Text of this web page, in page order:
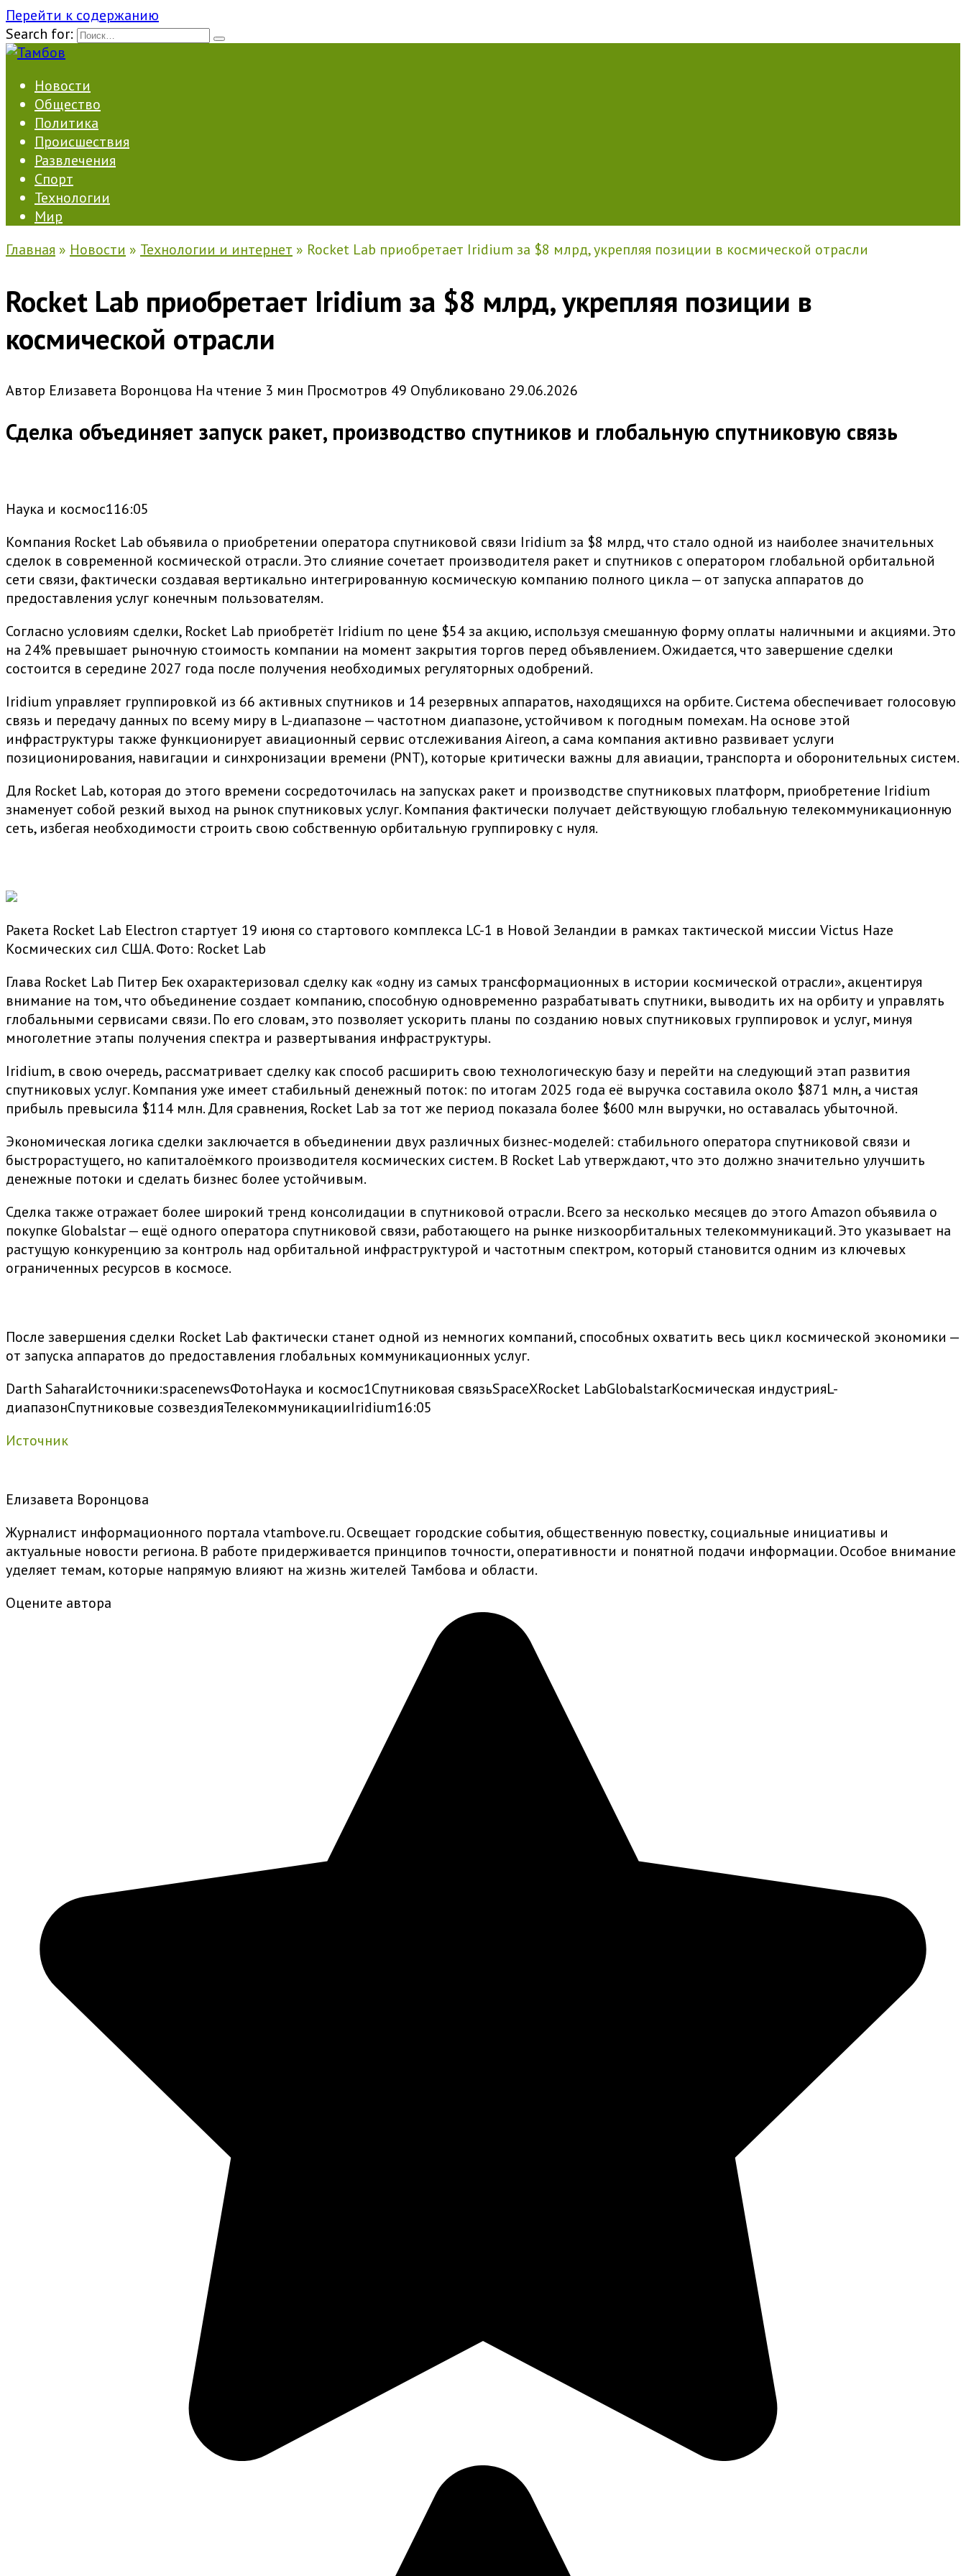
Перейти к содержанию
Search for:
Новости
Общество
Политика
Происшествия
Развлечения
Спорт
Технологии
Мир
Главная » Новости » Технологии и интернет » Rocket Lab приобретает Iridium за $8 млрд, укрепляя позиции в космической отрасли
Rocket Lab приобретает Iridium за $8 млрд, укрепляя позиции в
космической отрасли
Автор Елизавета Воронцова На чтение 3 мин Просмотров 49 Опубликовано 29.06.2026
Сделка объединяет запуск ракет, производство спутников и глобальную спутниковую связь
Наука и космос116:05
Компания Rocket Lab объявила о приобретении оператора спутниковой связи Iridium за $8 млрд, что стало одной из наиболее значительных
сделок в современной космической отрасли. Это слияние сочетает производителя ракет и спутников с оператором глобальной орбитальной
сети связи, фактически создавая вертикально интегрированную космическую компанию полного цикла — от запуска аппаратов до
предоставления услуг конечным пользователям.
Согласно условиям сделки, Rocket Lab приобретёт Iridium по цене $54 за акцию, используя смешанную форму оплаты наличными и акциями. Это
на 24% превышает рыночную стоимость компании на момент закрытия торгов перед объявлением. Ожидается, что завершение сделки
состоится в середине 2027 года после получения необходимых регуляторных одобрений.
Iridium управляет группировкой из 66 активных спутников и 14 резервных аппаратов, находящихся на орбите. Система обеспечивает голосовую
связь и передачу данных по всему миру в L-диапазоне — частотном диапазоне, устойчивом к погодным помехам. На основе этой
инфраструктуры также функционирует авиационный сервис отслеживания Aireon, а сама компания активно развивает услуги
позиционирования, навигации и синхронизации времени (PNT), которые критически важны для авиации, транспорта и оборонительных систем.
Для Rocket Lab, которая до этого времени сосредоточилась на запусках ракет и производстве спутниковых платформ, приобретение Iridium
знаменует собой резкий выход на рынок спутниковых услуг. Компания фактически получает действующую глобальную телекоммуникационную
сеть, избегая необходимости строить свою собственную орбитальную группировку с нуля.
Ракета Rocket Lab Electron стартует 19 июня со стартового комплекса LC-1 в Новой Зеландии в рамках тактической миссии Victus Haze
Космических сил США. Фото: Rocket Lab
Глава Rocket Lab Питер Бек охарактеризовал сделку как «одну из самых трансформационных в истории космической отрасли», акцентируя
внимание на том, что объединение создает компанию, способную одновременно разрабатывать спутники, выводить их на орбиту и управлять
глобальными сервисами связи. По его словам, это позволяет ускорить планы по созданию новых спутниковых группировок и услуг, минуя
многолетние этапы получения спектра и развертывания инфраструктуры.
Iridium, в свою очередь, рассматривает сделку как способ расширить свою технологическую базу и перейти на следующий этап развития
спутниковых услуг. Компания уже имеет стабильный денежный поток: по итогам 2025 года её выручка составила около $871 млн, а чистая
прибыль превысила $114 млн. Для сравнения, Rocket Lab за тот же период показала более $600 млн выручки, но оставалась убыточной.
Экономическая логика сделки заключается в объединении двух различных бизнес-моделей: стабильного оператора спутниковой связи и
быстрорастущего, но капиталоёмкого производителя космических систем. В Rocket Lab утверждают, что это должно значительно улучшить
денежные потоки и сделать бизнес более устойчивым.
Сделка также отражает более широкий тренд консолидации в спутниковой отрасли. Всего за несколько месяцев до этого Amazon объявила о
покупке Globalstar — ещё одного оператора спутниковой связи, работающего на рынке низкоорбитальных телекоммуникаций. Это указывает на
растущую конкуренцию за контроль над орбитальной инфраструктурой и частотным спектром, который становится одним из ключевых
ограниченных ресурсов в космосе.
После завершения сделки Rocket Lab фактически станет одной из немногих компаний, способных охватить весь цикл космической экономики —
от запуска аппаратов до предоставления глобальных коммуникационных услуг.
Darth SaharaИсточники:spacenewsФотоНаука и космос1Спутниковая связьSpaceXRocket LabGlobalstarКосмическая индустрияL-
диапазонСпутниковые созвездияТелекоммуникацииIridium16:05
Источник
Елизавета Воронцова
Журналист информационного портала vtambove.ru. Освещает городские события, общественную повестку, социальные инициативы и
актуальные новости региона. В работе придерживается принципов точности, оперативности и понятной подачи информации. Особое внимание
уделяет темам, которые напрямую влияют на жизнь жителей Тамбова и области.
Оцените автора